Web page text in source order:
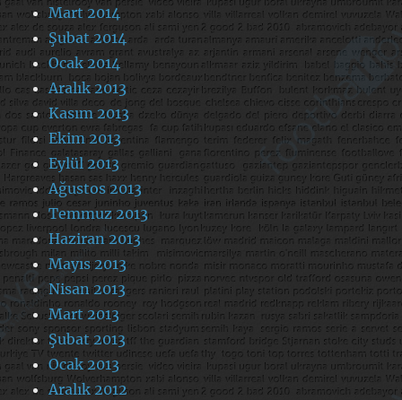
Mart 2014
Şubat 2014
Ocak 2014
Aralık 2013
Kasım 2013
Ekim 2013
Eylül 2013
Ağustos 2013
Temmuz 2013
Haziran 2013
Mayıs 2013
Nisan 2013
Mart 2013
Şubat 2013
Ocak 2013
Aralık 2012